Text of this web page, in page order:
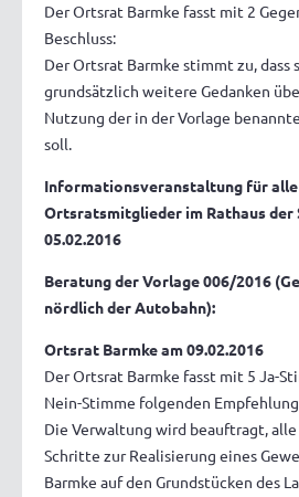
Der Ortsrat Barmke fasst mit 2
Beschluss:
Der Ortsrat Barmke stimmt zu, dass
grundsätzlich weitere Gedanken
Nutzung der in der Vorlage
soll.
Informationsveranstaltung für alle
Ortsratsmitglieder im Rathaus der
05.02.2016
Beratung der Vorlage 006/2016
nördlich der Autobahn):
Ortsrat Barmke am 09.02.2016
Der Ortsrat Barmke fasst mit 5 Ja-
Nein-Stimme folgenden
Die Verwaltung wird beauftragt,
Schritte zur Realisierung eines
Barmke auf den Grundstücken des